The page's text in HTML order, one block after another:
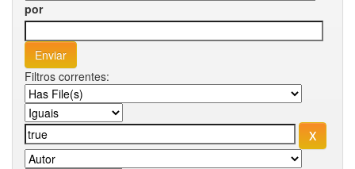
por
Filtros correntes: